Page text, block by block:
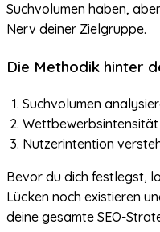
Suchvolumen haben,
Nerv deiner Zielgruppe.
Die Methodik hinter
Suchvolumen
Nutzerintention
Bevor du dich festlegst,
Lücken noch existieren
deine gesamte SEO-